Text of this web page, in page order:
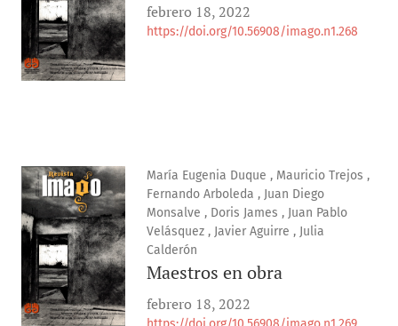
febrero 18, 2022
https://doi.org/10.56908/imago.n1.268
María Eugenia Duque , Mauricio Trejos ,
Fernando Arboleda , Juan Diego
Monsalve , Doris James , Juan Pablo
Velásquez , Javier Aguirre , Julia
Calderón
Maestros en obra
febrero 18, 2022